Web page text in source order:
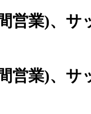
営業)、 サ
営業)、サ